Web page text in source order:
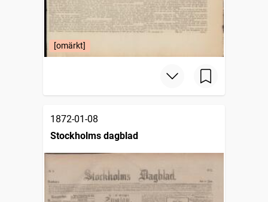
[omärkt]
1872-01-08
Stockholms dagblad